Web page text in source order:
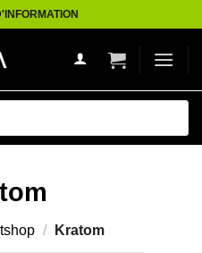
/ Kratom